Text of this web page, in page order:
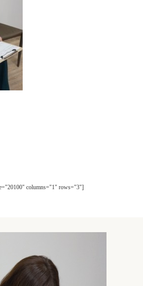
columns="1" rows="3"]